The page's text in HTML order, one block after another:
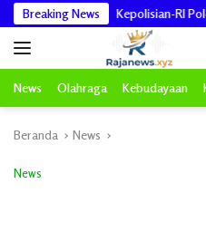
Langsung
ke
konten
Breaking News
Kepolisian-RI Polda Aceh
News Olahraga Kebudayaan
Beranda News
News